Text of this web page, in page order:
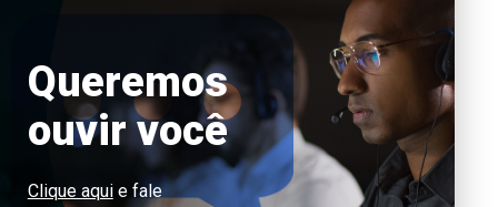
Queremos
ouvir você
Clique aquie fale